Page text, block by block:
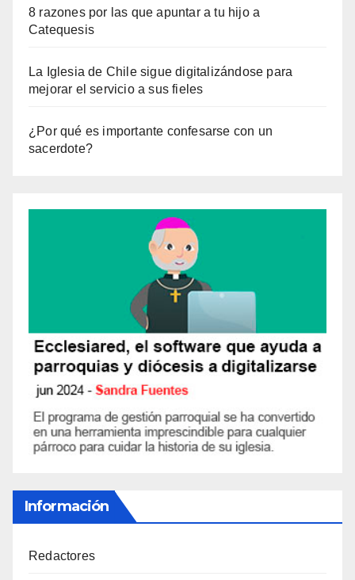
8 razones por las que apuntar a tu hijo a
Catequesis
La Iglesia de Chile sigue digitalizándose para
mejorar el servicio a sus fieles
¿Por qué es importante confesarse con un
sacerdote?
Información
Redactores